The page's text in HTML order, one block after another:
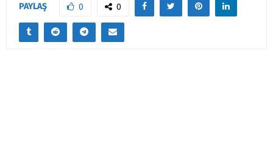
PAYLAŞ 0 0